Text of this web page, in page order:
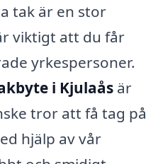
tak är en stor
viktigt att du får
yrkespersoner.
i Kjulaås är
tror att få tag på
hjälp av vår